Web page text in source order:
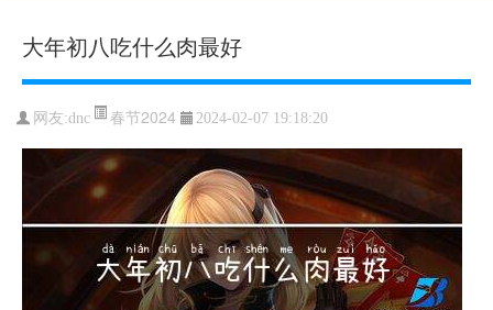
大年初八吃什么肉最好
网友:dnc 春节2024 2024-02-07 19:18:20